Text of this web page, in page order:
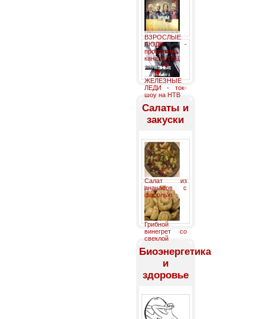
ВЗРОСЛЫЕ
ЛЮДИ -
программа
канала ТВЦ
ЖЕЛЕЗНЫЕ
ЛЕДИ - ток-
шоу на НТВ
Салаты и
закуски
Салат из
ананасов с
фасолью
Грибной
винегрет со
свеклой
Биоэнергетика
и
здоровье